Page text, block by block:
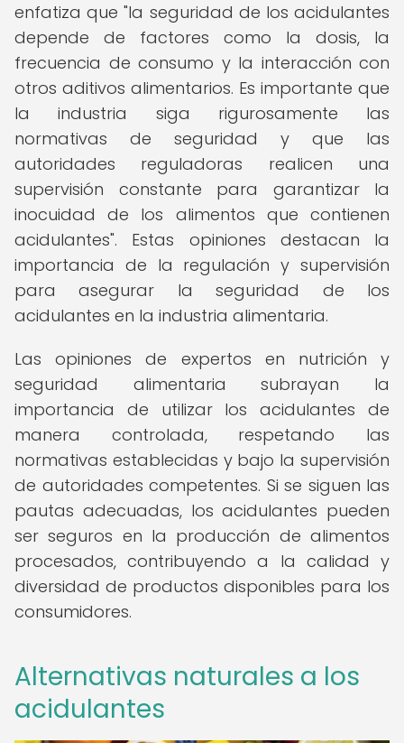
enfatiza que "la seguridad de los acidulantes
depende de factores como la dosis, la
frecuencia de consumo y la interacción con
otros aditivos alimentarios. Es importante que
la industria siga rigurosamente las
normativas de seguridad y que las
autoridades reguladoras realicen una
supervisión constante para garantizar la
inocuidad de los alimentos que contienen
acidulantes". Estas opiniones destacan la
importancia de la regulación y supervisión
para asegurar la seguridad de los
acidulantes en la industria alimentaria.
Las opiniones de expertos en nutrición y
seguridad alimentaria subrayan la
importancia de utilizar los acidulantes de
manera controlada, respetando las
normativas establecidas y bajo la supervisión
de autoridades competentes. Si se siguen las
pautas adecuadas, los acidulantes pueden
ser seguros en la producción de alimentos
procesados, contribuyendo a la calidad y
diversidad de productos disponibles para los
consumidores.
Alternativas naturales a los
acidulantes